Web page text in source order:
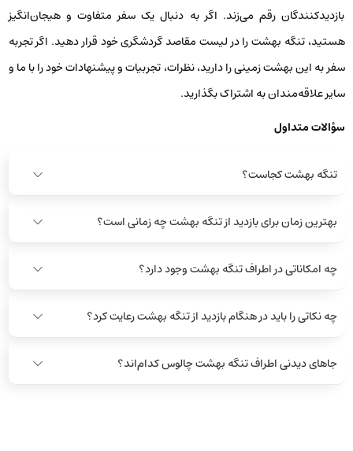
بازدیدکنندگان رقم می‌زند. اگر به دنبال یک سفر متفاوت و هیجان‌انگیز
هستید، تنگه بهشت ​​را در لیست مقاصد گردشگری خود قرار دهید. اگر تجربه
سفر به این بهشت زمینی را دارید، نظرات، تجربیات و پیشنهادات خود را با ما و
سایر علاقه‌مندان به اشتراک بگذارید.
سؤالات متداول
تنگه بهشت ​​کجاست؟
بهترین زمان برای بازدید از تنگه بهشت ​​چه زمانی است؟
چه امکاناتی در اطراف تنگه بهشت ​​وجود دارد؟
چه نکاتی را باید در هنگام بازدید از تنگه بهشت ​​رعایت کرد؟
جاهای دیدنی اطراف تنگه بهشت چالوس کدام‌اند؟